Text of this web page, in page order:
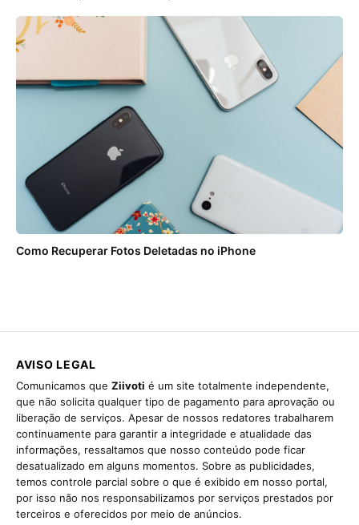
Como Recuperar Fotos Deletadas no iPhone
AVISO LEGAL
Comunicamos que Ziivoti é um site totalmente independente,
que não solicita qualquer tipo de pagamento para aprovação ou
liberação de serviços. Apesar de nossos redatores trabalharem
continuamente para garantir a integridade e atualidade das
informações, ressaltamos que nosso conteúdo pode ficar
desatualizado em alguns momentos. Sobre as publicidades,
temos controle parcial sobre o que é exibido em nosso portal,
por isso não nos responsabilizamos por serviços prestados por
terceiros e oferecidos por meio de anúncios.